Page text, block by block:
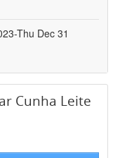
Thu Dec 31
Cunha Leite